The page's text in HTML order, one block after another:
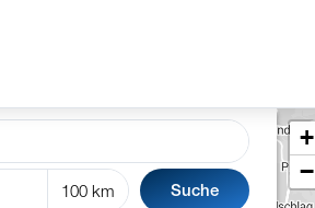
Suche
+
−